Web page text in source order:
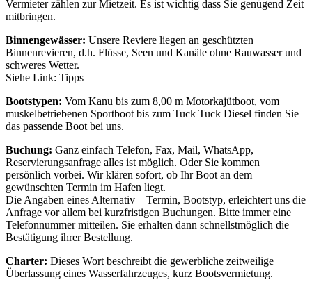
Vermieter zählen zur Mietzeit. Es ist wichtig dass Sie genügend Zeit
mitbringen.
Binnengewässer: Unsere Reviere liegen an geschützten
Binnenrevieren, d.h. Flüsse, Seen und Kanäle ohne Rauwasser und
schweres Wetter.
Siehe Link: Tipps
Bootstypen: Vom Kanu bis zum 8,00 m Motorkajütboot, vom
muskelbetriebenen Sportboot bis zum Tuck Tuck Diesel finden Sie
das passende Boot bei uns.
Buchung: Ganz einfach Telefon, Fax, Mail, WhatsApp,
Reservierungsanfrage alles ist möglich. Oder Sie kommen
persönlich vorbei. Wir klären sofort, ob Ihr Boot an dem
gewünschten Termin im Hafen liegt.
Die Angaben eines Alternativ – Termin, Bootstyp, erleichtert uns die
Anfrage vor allem bei kurzfristigen Buchungen. Bitte immer eine
Telefonnummer mitteilen. Sie erhalten dann schnellstmöglich die
Bestätigung ihrer Bestellung.
Charter: Dieses Wort beschreibt die gewerbliche zeitweilige
Überlassung eines Wasserfahrzeuges, kurz Bootsvermietung.